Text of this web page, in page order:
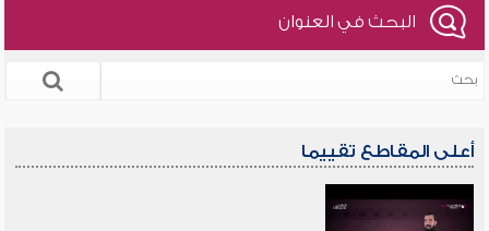
البحث في العنوان
أعلى المقاطع تقييما